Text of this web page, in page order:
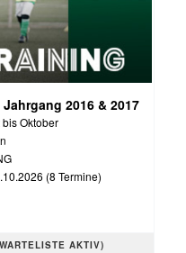
2016 & 2017
Oktober
(8 Termine)
AKTIV)